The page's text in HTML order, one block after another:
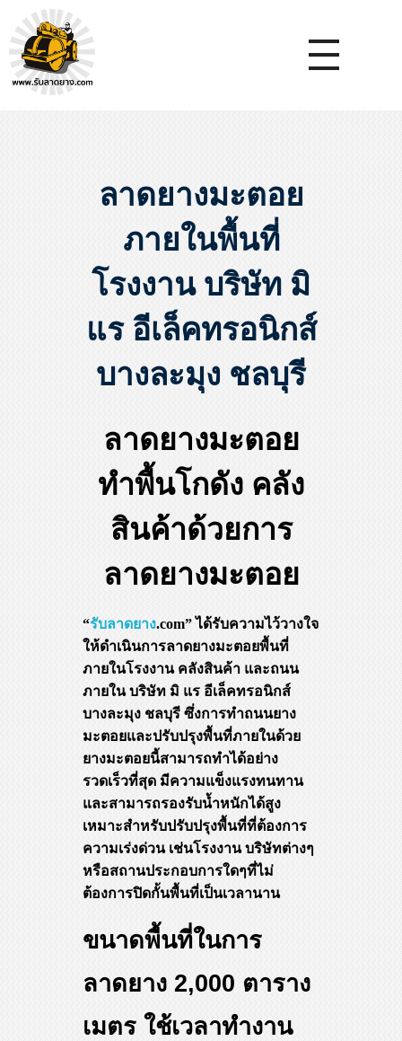
ลาดยางมะตอย
ภายในพื้นที่
โรงงาน บริษัท มิ
แร อีเล็คทรอนิกส์
บางละมุง ชลบุรี
ลาดยางมะตอย
ทำพื้นโกดัง คลัง
สินค้าด้วยการ
ลาดยางมะตอย
“รับลาดยาง.com” ได้รับความไว้วางใจ
ให้ดำเนินการลาดยางมะตอยพื้นที่
ภายในโรงงาน คลังสินค้า และถนน
ภายใน บริษัท มิ แร อีเล็คทรอนิกส์
บางละมุง ชลบุรี ซึ่งการทำถนนยาง
มะตอยและปรับปรุงพื้นที่ภายในด้วย
ยางมะตอยนี้สามารถทำได้อย่าง
รวดเร็วที่สุด มีความแข็งแรงทนทาน
และสามารถรองรับน้ำหนักได้สูง
เหมาะสำหรับปรับปรุงพื้นที่ที่ต้องการ
ความเร่งด่วน เช่นโรงงาน บริษัทต่างๆ
หรือสถานประกอบการใดๆที่ไม่
ต้องการปิดกั้นพื้นที่เป็นเวลานาน
ขนาดพื้นที่ในการ
ลาดยาง 2,000 ตาราง
เมตร ใช้เวลาทำงาน